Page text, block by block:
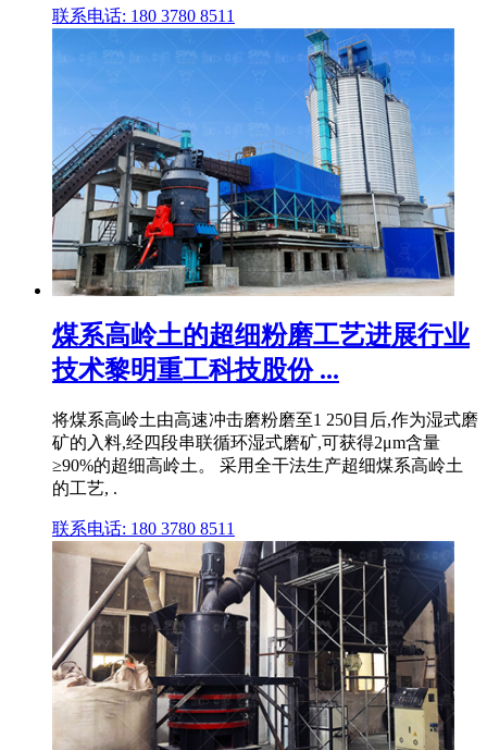
联系电话: 180 3780 8511
煤系高岭土的超细粉磨工艺进展行业
技术黎明重工科技股份 ...
将煤系高岭土由高速冲击磨粉磨至1 250目后,作为湿式磨
矿的入料,经四段串联循环湿式磨矿,可获得2μm含量
≥90%的超细高岭土。 采用全干法生产超细煤系高岭土
的工艺, .
联系电话: 180 3780 8511